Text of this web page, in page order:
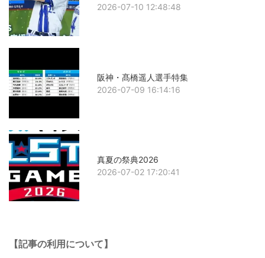
2026-07-10 12:48:48
阪神・髙橋遥人選手特集
2026-07-09 16:14:16
真夏の祭典2026
2026-07-02 17:20:41
【記事の利用について】